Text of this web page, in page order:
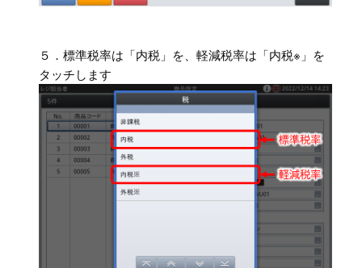
５．標準税率は「内税」を、軽減税率は「内税※」を
タッチします